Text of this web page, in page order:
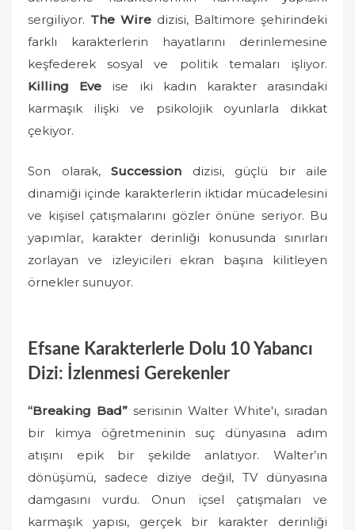
sergiliyor. The Wire dizisi, Baltimore şehirindeki
farklı karakterlerin hayatlarını derinlemesine
keşfederek sosyal ve politik temaları işliyor.
Killing Eve ise iki kadın karakter arasındaki
karmaşık ilişki ve psikolojik oyunlarla dikkat
çekiyor.
Son olarak, Succession dizisi, güçlü bir aile
dinamiği içinde karakterlerin iktidar mücadelesini
ve kişisel çatışmalarını gözler önüne seriyor. Bu
yapımlar, karakter derinliği konusunda sınırları
zorlayan ve izleyicileri ekran başına kilitleyen
örnekler sunuyor.
Efsane Karakterlerle Dolu 10 Yabancı
Dizi: İzlenmesi Gerekenler
“Breaking Bad” serisinin Walter White'ı, sıradan
bir kimya öğretmeninin suç dünyasına adım
atışını epik bir şekilde anlatıyor. Walter’ın
dönüşümü, sadece diziye değil, TV dünyasına
damgasını vurdu. Onun içsel çatışmaları ve
karmaşık yapısı, gerçek bir karakter derinliği